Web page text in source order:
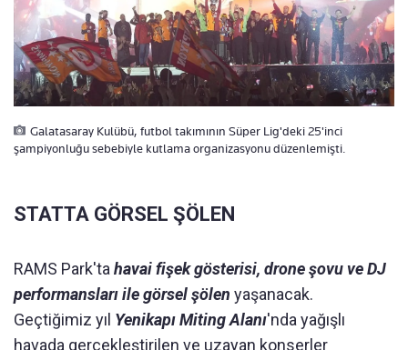
Galatasaray Kulübü, futbol takımının Süper Lig'deki 25'inci
şampiyonluğu sebebiyle kutlama organizasyonu düzenlemişti.
STATTA GÖRSEL ŞÖLEN
RAMS Park'tahavai fişek gösterisi, drone şovu ve DJ
performansları ile görsel şölen yaşanacak.
Geçtiğimiz yıl Yenikapı Miting Alanı'nda yağışlı
havada gerçekleştirilen ve uzayan konserler